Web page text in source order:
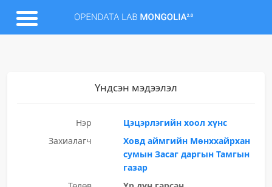
Үндсэн мэдээлэл
Нэр
Цэцэрлэгийн хоол хүнс
Захиалагч
Ховд аймгийн Мөнххайрхан
сумын Засаг даргын Тамгын
газар